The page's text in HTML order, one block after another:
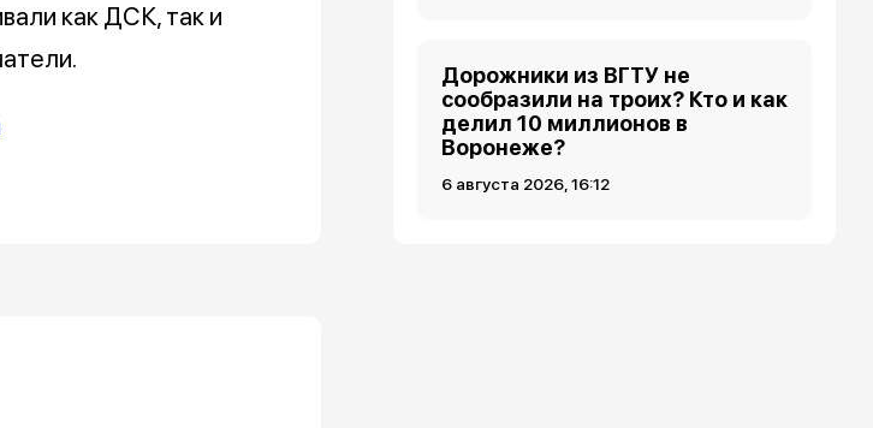
как ДСК, так и
Дорожники из ВГТУ не
сообразили на троих? Кто и как
делил 10 миллионов в
Воронеже?
6 августа 2026, 16:12